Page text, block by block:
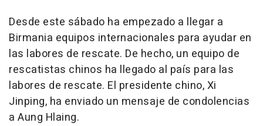
Desde este sábado ha empezado a llegar a
Birmania equipos internacionales para ayudar en
las labores de rescate. De hecho, un equipo de
rescatistas chinos ha llegado al país para las
labores de rescate. El presidente chino, Xi
Jinping, ha enviado un mensaje de condolencias
a Aung Hlaing.